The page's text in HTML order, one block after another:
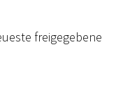
freigegebene